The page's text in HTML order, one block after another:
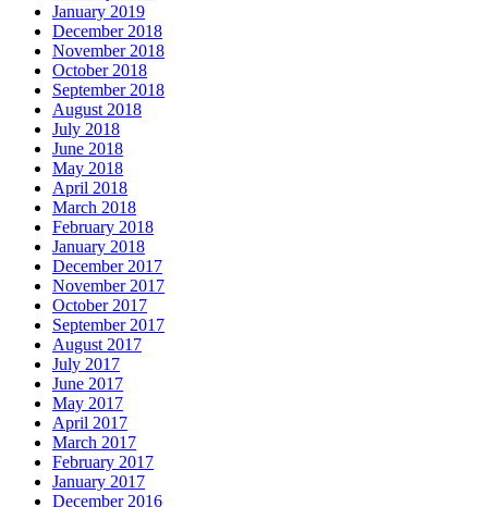
January 2019
December 2018
November 2018
October 2018
September 2018
August 2018
July 2018
June 2018
May 2018
April 2018
March 2018
February 2018
January 2018
December 2017
November 2017
October 2017
September 2017
August 2017
July 2017
June 2017
May 2017
April 2017
March 2017
February 2017
January 2017
December 2016